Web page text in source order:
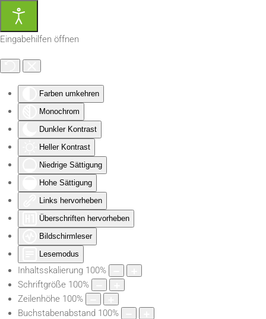
Eingabehilfen öffnen
Farben umkehren
Monochrom
Dunkler Kontrast
Heller Kontrast
Niedrige Sättigung
Hohe Sättigung
Links hervorheben
Überschriften hervorheben
Bildschirmleser
Lesemodus
Inhaltsskalierung 100%
Schriftgröße 100%
Zeilenhöhe 100%
Buchstabenabstand 100%
Zum Hauptinhalt springen